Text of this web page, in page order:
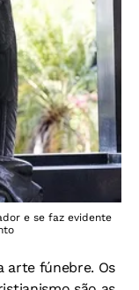
e se faz evidente
arte fúnebre. Os